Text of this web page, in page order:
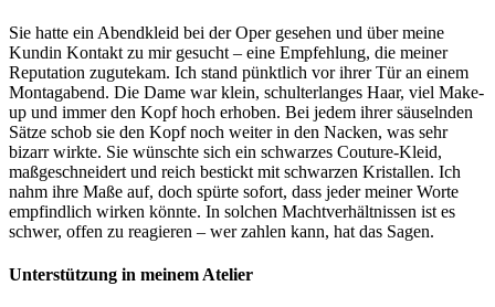
Sie hatte ein Abendkleid bei der Oper gesehen und über meine
Kundin Kontakt zu mir gesucht – eine Empfehlung, die meiner
Reputation zugutekam. Ich stand pünktlich vor ihrer Tür an einem
Montagabend. Die Dame war klein, schulterlanges Haar, viel Make-
up und immer den Kopf hoch erhoben. Bei jedem ihrer säuselnden
Sätze schob sie den Kopf noch weiter in den Nacken, was sehr
bizarr wirkte. Sie wünschte sich ein schwarzes Couture-Kleid,
maßgeschneidert und reich bestickt mit schwarzen Kristallen. Ich
nahm ihre Maße auf, doch spürte sofort, dass jeder meiner Worte
empfindlich wirken könnte. In solchen Machtverhältnissen ist es
schwer, offen zu reagieren – wer zahlen kann, hat das Sagen.
Unterstützung in meinem Atelier